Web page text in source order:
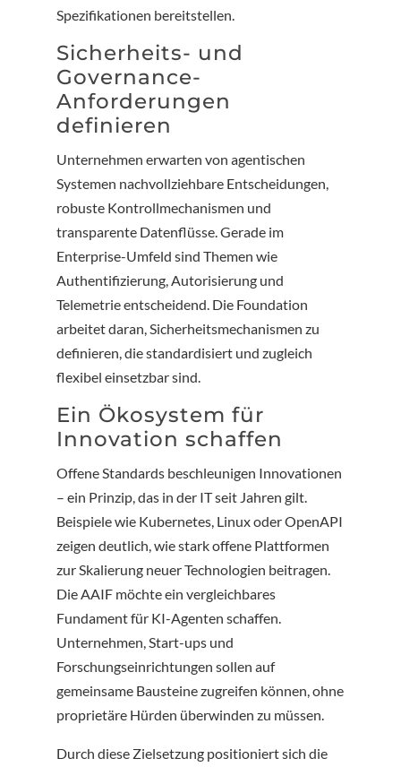
Spezifikationen bereitstellen.
Sicherheits- und
Governance-
Anforderungen
definieren
Unternehmen erwarten von agentischen
Systemen nachvollziehbare Entscheidungen,
robuste Kontrollmechanismen und
transparente Datenflüsse. Gerade im
Enterprise-Umfeld sind Themen wie
Authentifizierung, Autorisierung und
Telemetrie entscheidend. Die Foundation
arbeitet daran, Sicherheitsmechanismen zu
definieren, die standardisiert und zugleich
flexibel einsetzbar sind.
Ein Ökosystem für
Innovation schaffen
Offene Standards beschleunigen Innovationen
– ein Prinzip, das in der IT seit Jahren gilt.
Beispiele wie Kubernetes, Linux oder OpenAPI
zeigen deutlich, wie stark offene Plattformen
zur Skalierung neuer Technologien beitragen.
Die AAIF möchte ein vergleichbares
Fundament für KI-Agenten schaffen.
Unternehmen, Start-ups und
Forschungseinrichtungen sollen auf
gemeinsame Bausteine zugreifen können, ohne
proprietäre Hürden überwinden zu müssen.
Durch diese Zielsetzung positioniert sich die